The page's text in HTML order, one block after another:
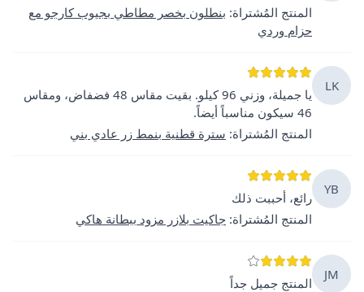
المنتج المُشتراة: بنطلون بخصر مطاطي بجيوب كارجو مع
حزام وردي
LK
يا جميلة، وزني 96 كيلو. بقيت مقاس 48 فضفاض، ومقاس
46 سيكون مناسباً أيضاً.
المنتج المُشتراة: سترة قطنية بنمط زر عادي بني
YB
رائع، أحببت ذلك
المنتج المُشتراة: جاكيت بلازر مزود ببطانة هاكي
JM
المنتج جميل جداً